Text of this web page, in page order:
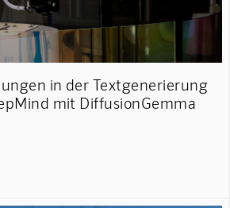
in der Textgenerierung
mit DiffusionGemma